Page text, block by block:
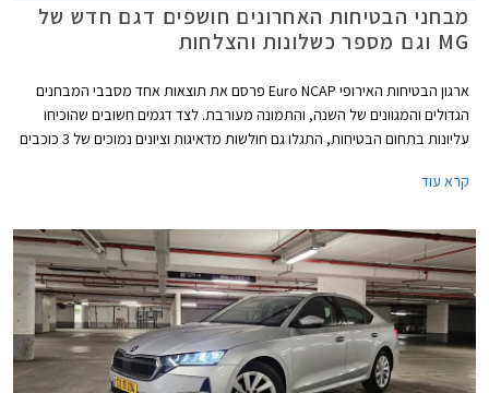
מבחני הבטיחות האחרונים חושפים דגם חדש של
MG וגם מספר כשלונות והצלחות
ארגון הבטיחות האירופי Euro NCAP פרסם את תוצאות אחד מסבבי המבחנים
הגדולים והמגוונים של השנה, והתמונה מעורבת. לצד דגמים חשובים שהוכיחו
עליונות בתחום הבטיחות, התגלו גם חולשות מדאיגות וציונים נמוכים של 3 כוכבים
מנת לבדוק את רמת בטיחותו בסטנדרטים של היום.
קרא עוד